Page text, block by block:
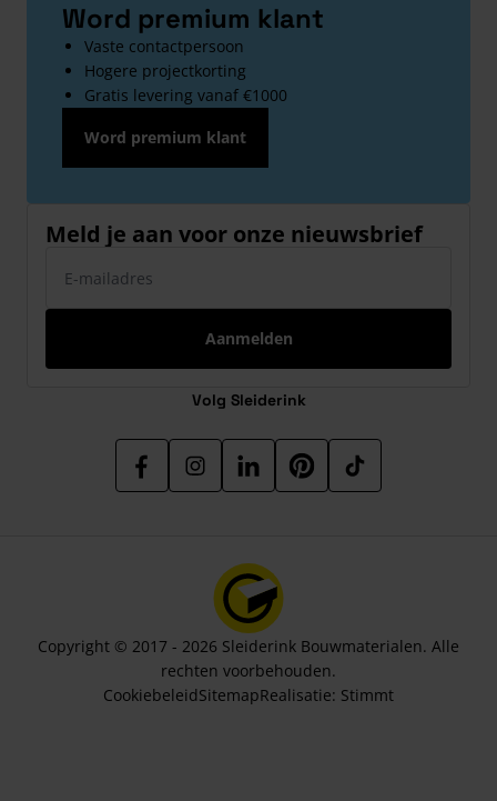
Word premium klant
Vaste contactpersoon
Hogere projectkorting
Gratis levering vanaf €1000
Word premium klant
Meld je aan voor onze nieuwsbrief
Aanmelden
Volg Sleiderink
Copyright © 2017 - 2026 Sleiderink Bouwmaterialen. Alle
rechten voorbehouden.
CookiebeleidSitemapRealisatie: Stimmt